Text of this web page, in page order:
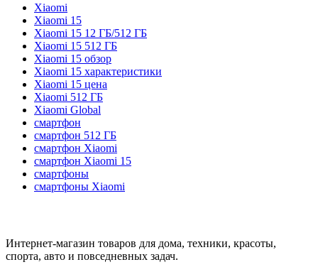
Xiaomi
Xiaomi 15
Xiaomi 15 12 ГБ/512 ГБ
Xiaomi 15 512 ГБ
Xiaomi 15 обзор
Xiaomi 15 характеристики
Xiaomi 15 цена
Xiaomi 512 ГБ
Xiaomi Global
смартфон
смартфон 512 ГБ
смартфон Xiaomi
смартфон Xiaomi 15
смартфоны
смартфоны Xiaomi
Интернет-магазин товаров для дома, техники, красоты,
спорта, авто и повседневных задач.